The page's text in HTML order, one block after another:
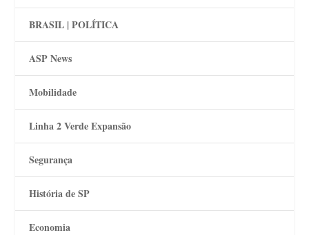
BRASIL | POLÍTICA
ASP News
Mobilidade
Linha 2 Verde Expansão
Segurança
História de SP
Economia